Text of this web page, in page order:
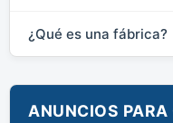
¿Qué es una fábrica?
ANUNCIOS